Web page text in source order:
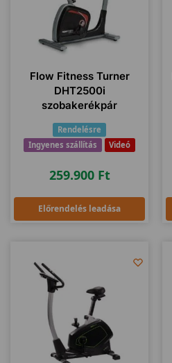
Flow Fitness Turner
DHT2500i
szobakerékpár
Rendelésre
Ingyenes szállítás
Videó
259.900 Ft
Előrendelés leadása